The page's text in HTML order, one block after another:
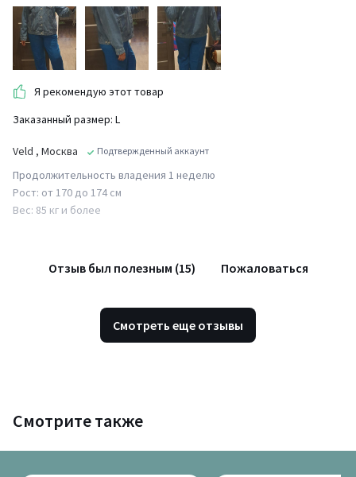
Я рекомендую этот товар
Заказанный размер: L
Veld , Москва Подтвержденный аккаунт
Продолжительность владения 1 неделю
Рост: от 170 до 174 см
Вес: 85 кг и более
Отзыв был полезным (15) Пожаловаться
Смотреть еще отзывы
Смотрите также